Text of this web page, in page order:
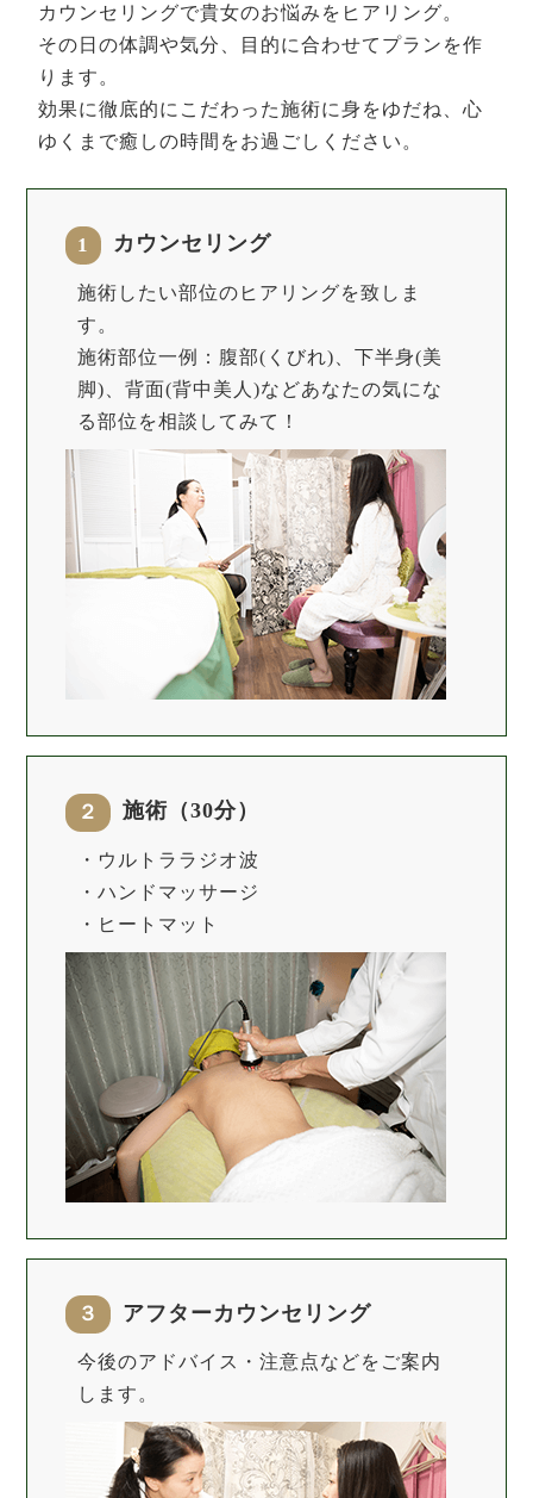
カウンセリングで貴女のお悩みをヒアリング。
その日の体調や気分、目的に合わせてプランを作
ります。
効果に徹底的にこだわった施術に身をゆだね、心
ゆくまで癒しの時間をお過ごしください。
1 カウンセリング
施術したい部位のヒアリングを致しま
す。
施術部位一例：腹部(くびれ)、下半身(美
脚)、背面(背中美人)などあなたの気にな
る部位を相談してみて！
２ 施術（30分）
・ウルトララジオ波
・ハンドマッサージ
・ヒートマット
３ アフターカウンセリング
今後のアドバイス・注意点などをご案内
します。